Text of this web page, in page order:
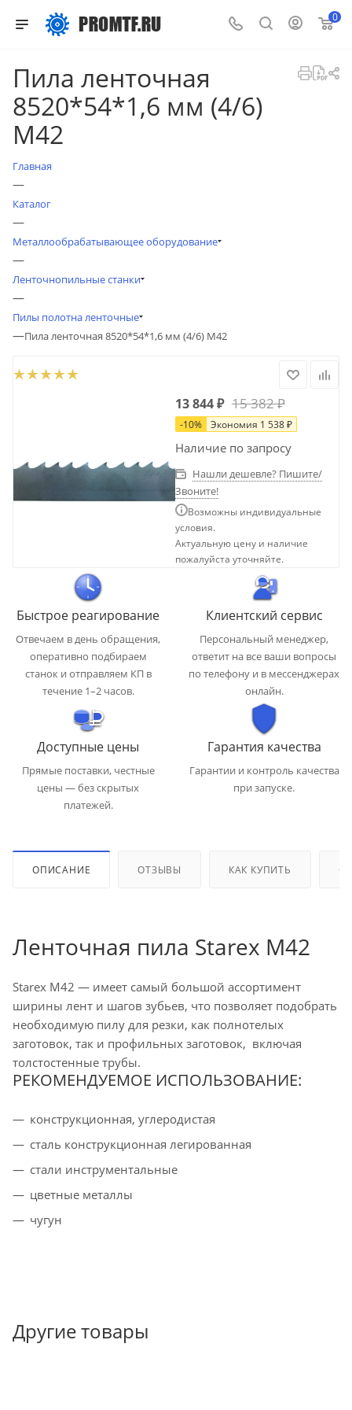
0
Пила ленточная
8520*54*1,6 мм (4/6)
М42
Главная
—
Каталог
—
Металлообрабатывающее оборудование
—
Ленточнопильные станки
—
Пилы полотна ленточные
—Пила ленточная 8520*54*1,6 мм (4/6) М42
13 844₽ 15 382₽
-10% Экономия 1 538₽
Наличие по запросу
Нашли дешевле? Пишите/
Звоните!
Возможны индивидуальные
условия.
Актуальную цену и наличие
пожалуйста уточняйте.
Быстрое реагирование
Отвечаем в день обращения,
оперативно подбираем
станок и отправляем КП в
течение 1–2 часов.
Клиентский сервис
Персональный менеджер,
ответит на все ваши вопросы
по телефону и в мессенджерах
онлайн.
Доступные цены
Прямые поставки, честные
цены — без скрытых
платежей.
Гарантия качества
Гарантии и контроль качества
при запуске.
ОПИСАНИЕ ОТЗЫВЫ КАК КУПИТЬ
Ленточная пила Starex M42
Starex M42 — имеет самый большой ассортимент
ширины лент и шагов зубьев, что позволяет подобрать
необходимую пилу для резки, как полнотелых
заготовок, так и профильных заготовок, включая
толстостенные трубы.
РЕКОМЕНДУЕМОЕ ИСПОЛЬЗОВАНИЕ:
конструкционная, углеродистая
cталь конструкционная легированная
стали инструментальные
цветные металлы
чугун
Другие товары